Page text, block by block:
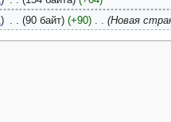
90 байт +90 ‎ Новая